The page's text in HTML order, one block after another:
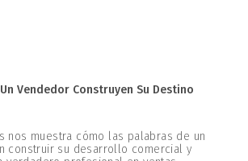
Vendedor Construyen Su Destino
nos muestra cómo las palabras de un
construir su desarrollo comercial y